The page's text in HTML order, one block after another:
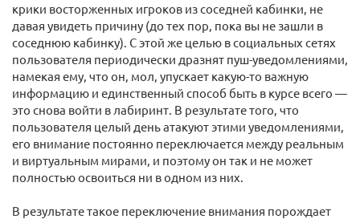
крики восторженных игроков из соседней кабинки, не
давая увидеть причину (до тех пор, пока вы не зашли в
соседнюю кабинку). С этой же целью в социальных сетях
пользователя периодически дразнят пуш-уведомлениями,
намекая ему, что он, мол, упускает какую-то важную
информацию и единственный способ быть в курсе всего —
это снова войти в лабиринт. В результате того, что
пользователя целый день атакуют этими уведомлениями,
его внимание постоянно переключается между реальным
и виртуальным мирами, и поэтому он так и не может
полностью освоиться ни в одном из них.
В результате такое переключение внимания порождает